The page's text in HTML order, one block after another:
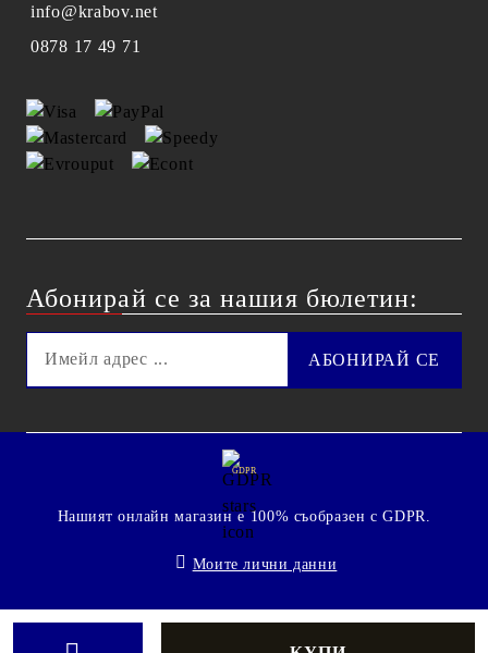
info@krabov.net
0878 17 49 71
Абонирай се за нашия бюлетин:
GDPR
Нашият онлайн магазин е 100% съобразен с GDPR.
Моите лични данни